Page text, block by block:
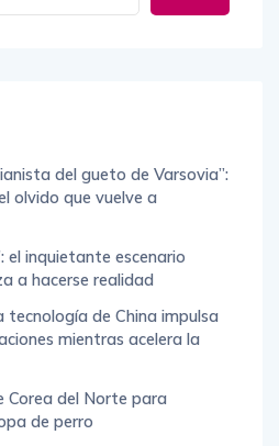
del gueto de Varsovia”:
olvido que vuelve a
el inquietante escenario
a hacerse realidad
tecnología de China impulsa
mientras acelera la
Corea del Norte para
de perro